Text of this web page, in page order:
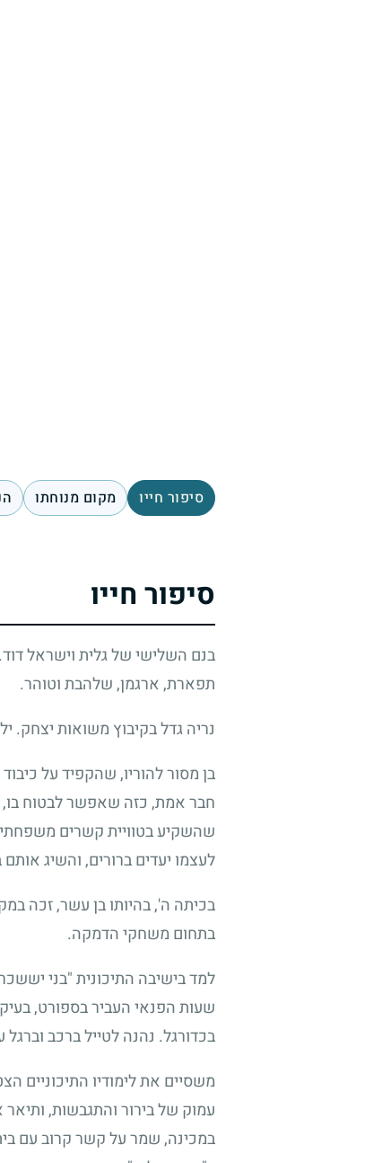
סיפור חייו מקום מנוחתו
סיפור חייו
בנם השלישי של גלית וישראל
תפארת, ארגמן, שלהבת וטוהר.
נריה גדל בקיבוץ משואות יצחק.
בן מסור להוריו, שהקפיד על
חבר אמת, כזה שאפשר לבטוח בו,
שהשקיע בטוויית קשרים
לעצמו יעדים ברורים, והשיג
בכיתה ה', בהיותו בן עשר, זכה
בתחום משחקי הדמקה.
למד בישיבה התיכונית "בני
שעות הפנאי העביר בספורט,
בכדורגל. נהנה לטייל ברכב
משסיים את לימודיו התיכוניים
עמוק של בירור והתגבשות,
במכינה, שמר על קשר קרוב עם